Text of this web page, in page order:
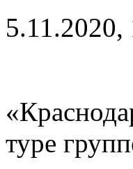
5.11.2020,
туре